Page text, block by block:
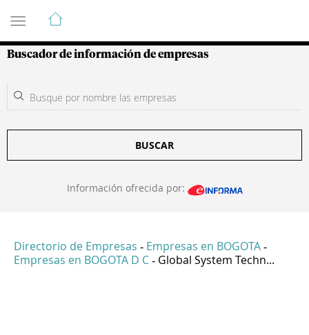
Guía de Empresas Colombianas
Buscador de información de empresas
BUSCAR
Información ofrecida por:
Directorio de Empresas - Empresas en BOGOTA -
Empresas en BOGOTA D C - Global System Techn...